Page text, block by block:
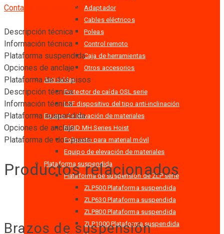
Adaptador
Cables eléctricos
Poleas
Control remoto
Caja de herramientas
Otros accesorios
Anticaídas
Protector de caída OSL serie
LSF dispositivo del tipo anti-inclinación
Equipo de elevación de materiales
RIGID MH Series Hoist
Polipasto para material móvil
Equipo de elevación de materiales
Plataforma suspendida
Plataforma de suspensión de ZLP serie
ZLP500 Plataforma suspendida
ZLP630 Plataforma suspendida
ZLP800 Plataforma suspendida
ZLP1000 Plataforma suspendida
Contacta con nosotros
Descripción técnica
Información técnica
Plataforma suspendida
Opciones de anclaje
Plataforma de dos pisos
Descripción técnica
Información técnica
Plataforma suspendida
Opciones de anclaje
Plataforma de dos pisos
Productos relacionados
Brazos de suspensión